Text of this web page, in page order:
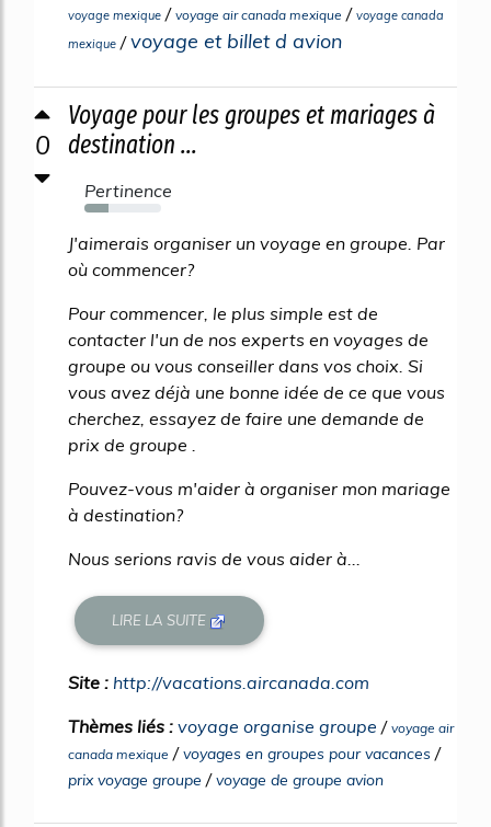
voyage mexique / voyage air canada mexique / voyage canada
mexique /voyage et billet d avion
0
Voyage pour les groupes et mariages à
destination ...
Pertinence
31%
J'aimerais organiser un voyage en groupe. Par
où commencer?
Pour commencer, le plus simple est de
contacter l'un de nos experts en voyages de
groupe ou vous conseiller dans vos choix. Si
vous avez déjà une bonne idée de ce que vous
cherchez, essayez de faire une demande de
prix de groupe .
Pouvez-vous m'aider à organiser mon mariage
à destination?
Nous serions ravis de vous aider à...
LIRE LA SUITE
Site : http://vacations.aircanada.com
Thèmes liés : voyage organise groupe / voyage air
canada mexique /voyages en groupes pour vacances /
prix voyage groupe /voyage de groupe avion